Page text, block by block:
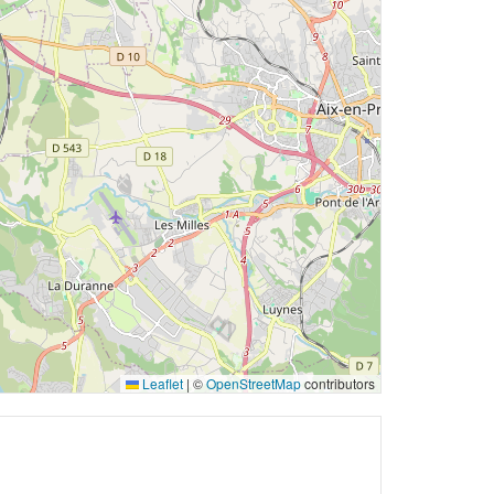
Leaflet | ©OpenStreetMapcontributors